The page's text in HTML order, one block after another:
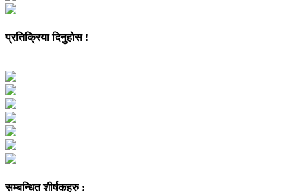
प्रतिक्रिया दिनुहोस !
सम्बन्धित शीर्षकहरु :